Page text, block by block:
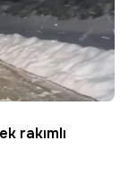
rakımlı